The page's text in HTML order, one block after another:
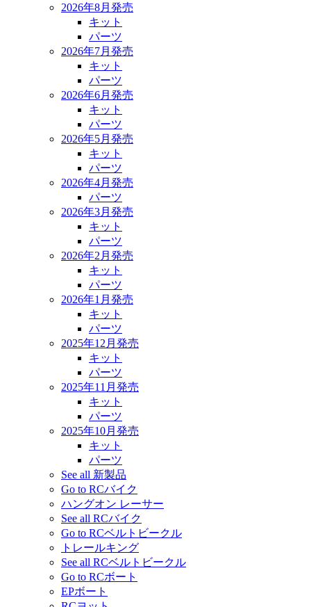
2026年8月発売
キット
パーツ
2026年7月発売
キット
パーツ
2026年6月発売
キット
パーツ
2026年5月発売
キット
パーツ
2026年4月発売
パーツ
2026年3月発売
キット
パーツ
2026年2月発売
キット
パーツ
2026年1月発売
キット
パーツ
2025年12月発売
キット
パーツ
2025年11月発売
キット
パーツ
2025年10月発売
キット
パーツ
See all 新製品
Go to RCバイク
ハングオン レーサー
See all RCバイク
Go to RCベルトビークル
トレールキング
See all RCベルトビークル
Go to RCボート
EPボート